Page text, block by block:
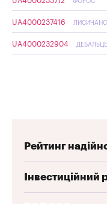
ФОРОС
UA4000237416
UA4000232904
Рейтинг
Інвестиційний